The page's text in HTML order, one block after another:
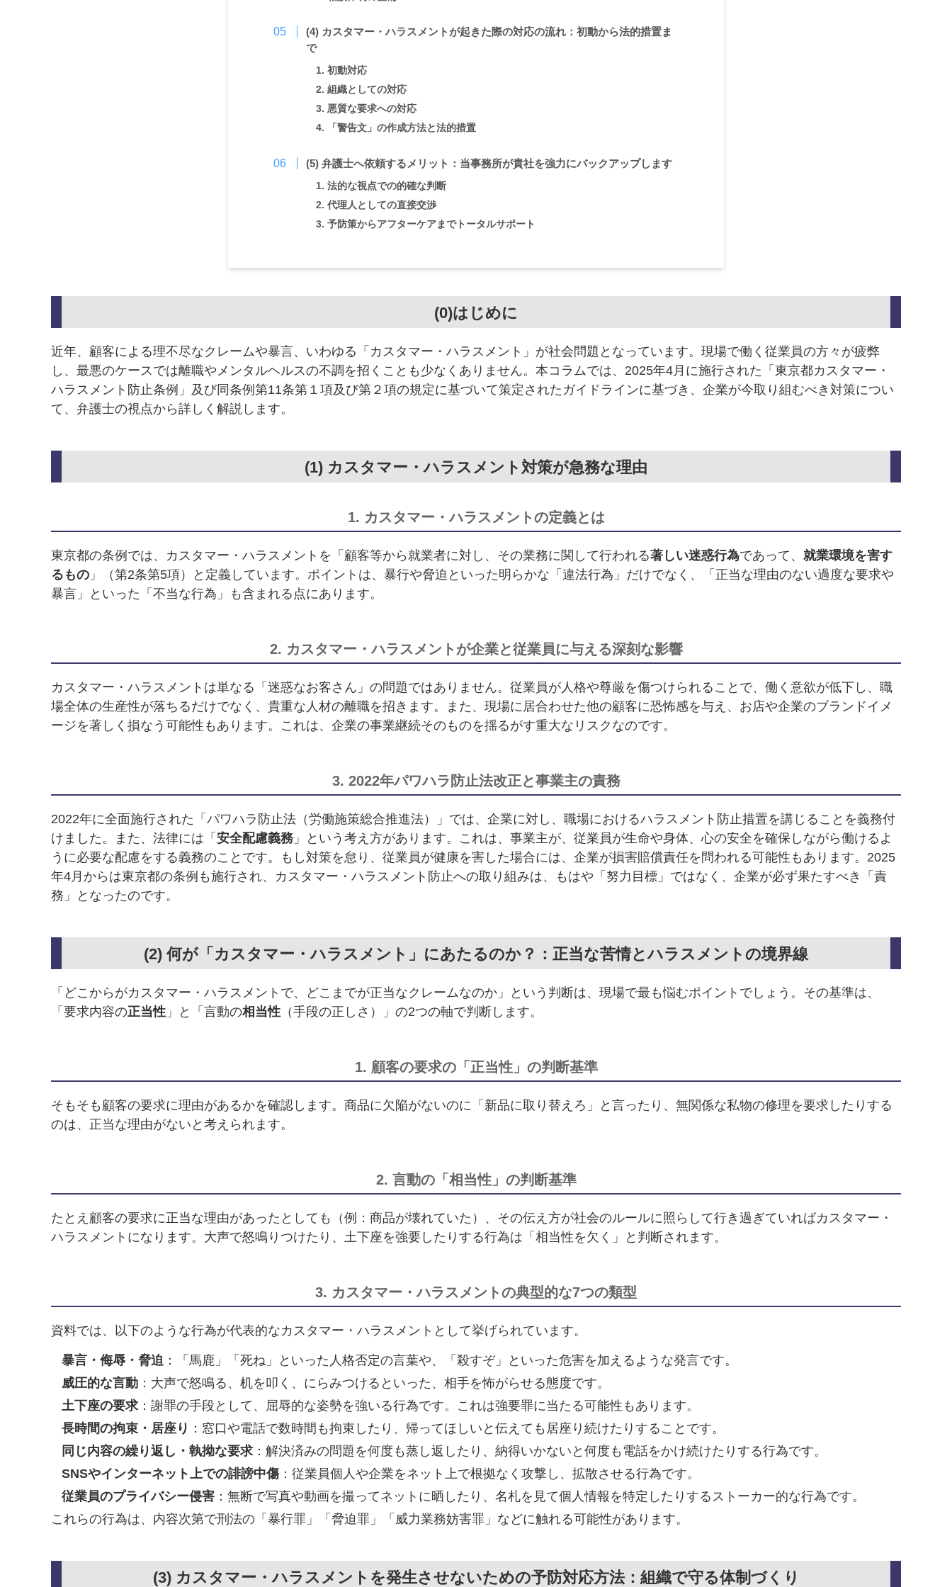
(4) カスタマー・ハラスメントが起きた際の対応の流れ：初動から法的措置ま
で
1. 初動対応
2. 組織としての対応
3. 悪質な要求への対応
4. 「警告文」の作成方法と法的措置
(5) 弁護士へ依頼するメリット：当事務所が貴社を強力にバックアップします
1. 法的な視点での的確な判断
2. 代理人としての直接交渉
3. 予防策からアフターケアまでトータルサポート
(0)はじめに
近年、顧客による理不尽なクレームや暴言、いわゆる「カスタマー・ハラスメント」が社会問題となっています。現場で働く従業員の方々が疲弊
し、最悪のケースでは離職やメンタルヘルスの不調を招くことも少なくありません。本コラムでは、2025年4月に施行された「東京都カスタマー・
ハラスメント防止条例」及び同条例第11条第１項及び第２項の規定に基づいて策定されたガイドラインに基づき、企業が今取り組むべき対策につい
て、弁護士の視点から詳しく解説します。
(1) カスタマー・ハラスメント対策が急務な理由
1. カスタマー・ハラスメントの定義とは
東京都の条例では、カスタマー・ハラスメントを「顧客等から就業者に対し、その業務に関して行われる著しい迷惑行為であって、 就業環境を害す
るもの 」（第2条第5項）と定義しています。ポイントは、暴行や脅迫といった明らかな「違法行為」だけでなく、「正当な理由のない過度な要求や
暴言」といった「不当な行為」も含まれる点にあります。
2. カスタマー・ハラスメントが企業と従業員に与える深刻な影響
カスタマー・ハラスメントは単なる「迷惑なお客さん」の問題ではありません。従業員が人格や尊厳を傷つけられることで、働く意欲が低下し、職
場全体の生産性が落ちるだけでなく、貴重な人材の離職を招きます。また、現場に居合わせた他の顧客に恐怖感を与え、お店や企業のブランドイメ
ージを著しく損なう可能性もあります。これは、企業の事業継続そのものを揺るがす重大なリスクなのです。
3. 2022年パワハラ防止法改正と事業主の責務
2022年に全面施行された「パワハラ防止法（労働施策総合推進法）」では、企業に対し、職場におけるハラスメント防止措置を講じることを義務付
けました。また、法律には「 安全配慮義務 」という考え方があります。これは、事業主が、従業員が生命や身体、心の安全を確保しながら働けるよ
うに必要な配慮をする義務のことです。もし対策を怠り、従業員が健康を害した場合には、企業が損害賠償責任を問われる可能性もあります。2025
年4月からは東京都の条例も施行され、カスタマー・ハラスメント防止への取り組みは、もはや「努力目標」ではなく、企業が必ず果たすべき「責
務」となったのです。
(2) 何が「カスタマー・ハラスメント」にあたるのか？：正当な苦情とハラスメントの境界線
「どこからがカスタマー・ハラスメントで、どこまでが正当なクレームなのか」という判断は、現場で最も悩むポイントでしょう。その基準は、
「要求内容の正当性 」と「言動の相当性 （手段の正しさ）」の2つの軸で判断します。
1. 顧客の要求の「正当性」の判断基準
そもそも顧客の要求に理由があるかを確認します。商品に欠陥がないのに「新品に取り替えろ」と言ったり、無関係な私物の修理を要求したりする
のは、正当な理由がないと考えられます。
2. 言動の「相当性」の判断基準
たとえ顧客の要求に正当な理由があったとしても（例：商品が壊れていた）、その伝え方が社会のルールに照らして行き過ぎていればカスタマー・
ハラスメントになります。大声で怒鳴りつけたり、土下座を強要したりする行為は「相当性を欠く」と判断されます。
3. カスタマー・ハラスメントの典型的な7つの類型
資料では、以下のような行為が代表的なカスタマー・ハラスメントとして挙げられています。
暴言・侮辱・脅迫 ：「馬鹿」「死ね」といった人格否定の言葉や、「殺すぞ」といった危害を加えるような発言です。
威圧的な言動 ：大声で怒鳴る、机を叩く、にらみつけるといった、相手を怖がらせる態度です。
土下座の要求 ：謝罪の手段として、屈辱的な姿勢を強いる行為です。これは強要罪に当たる可能性もあります。
長時間の拘束・居座り ：窓口や電話で数時間も拘束したり、帰ってほしいと伝えても居座り続けたりすることです。
同じ内容の繰り返し・執拗な要求 ：解決済みの問題を何度も蒸し返したり、納得いかないと何度も電話をかけ続けたりする行為です。
SNSやインターネット上での誹謗中傷 ：従業員個人や企業をネット上で根拠なく攻撃し、拡散させる行為です。
従業員のプライバシー侵害 ：無断で写真や動画を撮ってネットに晒したり、名札を見て個人情報を特定したりするストーカー的な行為です。
これらの行為は、内容次第で刑法の「暴行罪」「脅迫罪」「威力業務妨害罪」などに触れる可能性があります。
(3) カスタマー・ハラスメントを発生させないための予防対応方法：組織で守る体制づくり